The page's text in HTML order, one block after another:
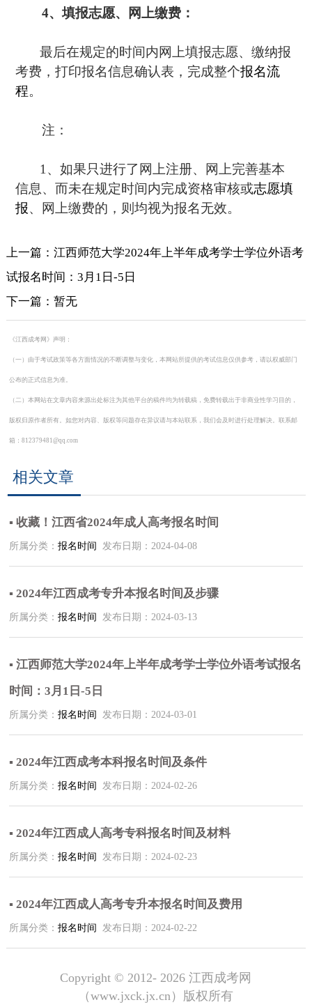
4、填报志愿、网上缴费：
最后在规定的时间内网上填报志愿、缴纳报
考费，打印报名信息确认表，完成整个报名流
程。
注：
1、如果只进行了网上注册、网上完善基本
信息、而未在规定时间内完成资格审核或志愿填
报、网上缴费的，则均视为报名无效。
上一篇：江西师范大学2024年上半年成考学士学位外语考
试报名时间：3月1日-5日
下一篇：暂无
《江西成考网》声明：
（一）由于考试政策等各方面情况的不断调整与变化，本网站所提供的考试信息仅供参考，请以权威部门
公布的正式信息为准。
（二）本网站在文章内容来源出处标注为其他平台的稿件均为转载稿，免费转载出于非商业性学习目的，
版权归原作者所有。如您对内容、版权等问题存在异议请与本站联系，我们会及时进行处理解决。联系邮
箱：812379481@qq.com
相关文章
▪ 收藏！江西省2024年成人高考报名时间
所属分类：报名时间 发布日期：2024-04-08
▪ 2024年江西成考专升本报名时间及步骤
所属分类：报名时间 发布日期：2024-03-13
▪ 江西师范大学2024年上半年成考学士学位外语考试报名
时间：3月1日-5日
所属分类：报名时间 发布日期：2024-03-01
▪ 2024年江西成考本科报名时间及条件
所属分类：报名时间 发布日期：2024-02-26
▪ 2024年江西成人高考专科报名时间及材料
所属分类：报名时间 发布日期：2024-02-23
▪ 2024年江西成人高考专升本报名时间及费用
所属分类：报名时间 发布日期：2024-02-22
Copyright © 2012- 2026 江西成考网
（www.jxck.jx.cn）版权所有